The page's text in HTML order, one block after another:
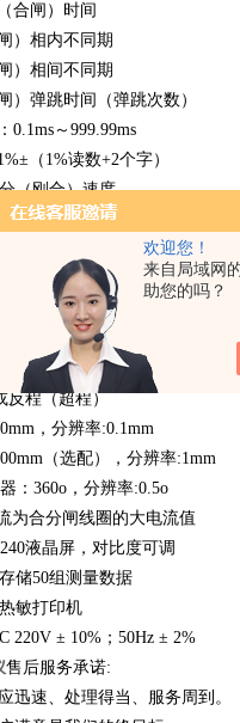
欢迎您！
来自局域网
助您的吗？
闸）时间
相内不同期
相间不同期
跳时间（弹跳次数）
～999.99ms
1%读数+2个字）
（刚合）速度
或角度段）平均速度
传感器 0.01～25.00m/s，
～2.50m/s
1周波/ 0.5°
头行程（行程）
距）
程（超程）
，分辨率:0.1mm
（选配），分辨率:1mm
360о，分辨率:0.5о
为合分闸线圈的大电流值
液晶屏，对比度可调
储50组测量数据
敏打印机
220V ± 10%；50Hz ± 2%
售后服务承诺:
迅速、处理得当、服务周到。